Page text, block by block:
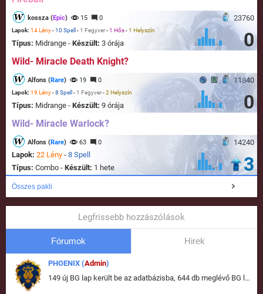
23760
kossza (Epic) 15 0
Lapok: 14 Lény-10 Spell - 1 Fegyver-1 Hős-1 Helyszín
Típus: Midrange - Készült: 3 órája 0
Wild- Miracle Death Knight?
11840
Alfons (Rare) 19 0
Lapok: 19 Lény-8 Spell - 1 Fegyver-2 Helyszín
Típus: Midrange - Készült: 9 órája 0
Wild- Miracle Warlock?
14240
Alfons (Rare) 63 0
Lapok: 22 Lény - 8 Spell
Típus: Combo - Készült: 1 hete 3
Összes pakli
Legfrissebb hozzászólások
Fórumok Hirek
PHOENIX (Admin)
149 új BG lap került be az adatbázisba, 644 db meglévő BG lap módosult, bekerültek az új képek a megváltozott lapokhoz is.